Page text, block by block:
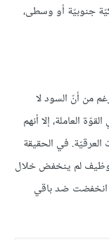
جنوبيّة أو وسطى،
من أنّ السود لا
العاملة، إلا أنهم
في الحقيقة
لم ينخفض خلال
انخفضت ضد باقي